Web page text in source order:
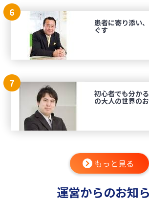
6
患者に寄り添い
ぐす
7
初心者でも分か
の大人の世界の
もっと見る
運営からのお知